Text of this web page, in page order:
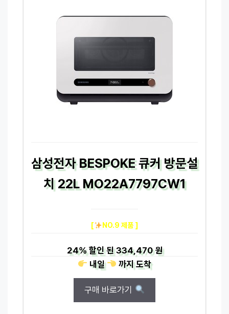
삼성전자 BESPOKE 큐커 방문설
치 22L MO22A7797CW1
[ NO.9 제품 ]
24%할인 된334,470 원
내일
까지도착
구매 바로가기